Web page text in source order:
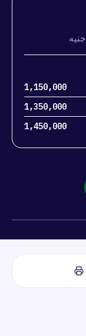
جنيه
1,150,000
1,350,000
1,450,000